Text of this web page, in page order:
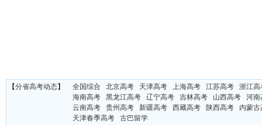
【分省高考动态】 全国综合 北京高考 天津高考 上海高考 江苏高考
浙江高
海南高考
黑龙江高考 辽宁高考 吉林高考 山西高考
河南
云南高考
贵州高考 新疆高考 西藏高考 陕西高考
内蒙古
天津春季高考
古巴留学